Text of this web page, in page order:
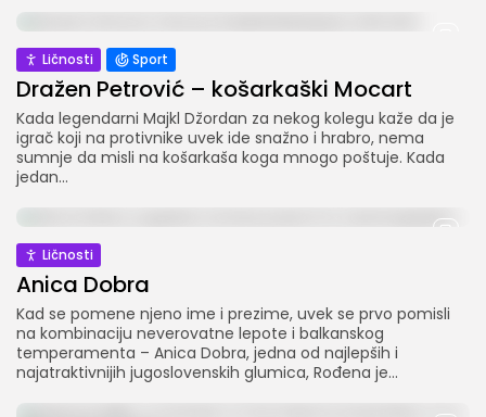
Ličnosti Sport
Dražen Petrović – košarkaški Mocart
Kada legendarni Majkl Džordan za nekog kolegu kaže da je
igrač koji na protivnike uvek ide snažno i hrabro, nema
sumnje da misli na košarkaša koga mnogo poštuje. Kada
jedan...
Ličnosti
Anica Dobra
Kad se pomene njeno ime i prezime, uvek se prvo pomisli
na kombinaciju neverovatne lepote i balkanskog
temperamenta – Anica Dobra, jedna od najlepših i
najatraktivnijih jugoslovenskih glumica, Rođena je...